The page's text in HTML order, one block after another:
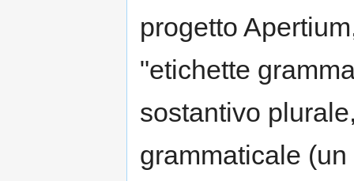
progetto
"etichette
sostantivo
grammaticale (un